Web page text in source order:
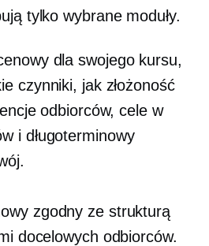
tylko wybrane moduły.
dla swojego kursu,
czynniki, jak złożoność
odbiorców, cele w
i długoterminowy
zgodny ze strukturą
docelowych odbiorców.